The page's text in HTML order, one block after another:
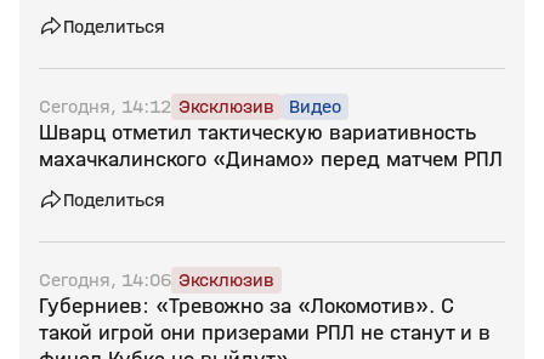
Поделиться
Сегодня, 14:12 Эксклюзив Видео
Шварц отметил тактическую вариативность
махачкалинского «Динамо» перед матчем РПЛ
Поделиться
Сегодня, 14:06 Эксклюзив
Губерниев: «Тревожно за «Локомотив». С
такой игрой они призерами РПЛ не станут и в